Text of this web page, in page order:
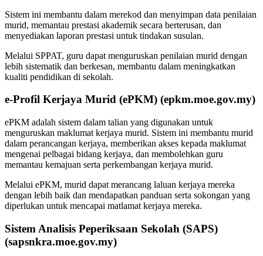
Sistem ini membantu dalam merekod dan menyimpan data penilaian
murid, memantau prestasi akademik secara berterusan, dan
menyediakan laporan prestasi untuk tindakan susulan.
Melalui SPPAT, guru dapat menguruskan penilaian murid dengan
lebih sistematik dan berkesan, membantu dalam meningkatkan
kualiti pendidikan di sekolah.
e-Profil Kerjaya Murid (ePKM) (epkm.moe.gov.my)
ePKM adalah sistem dalam talian yang digunakan untuk
menguruskan maklumat kerjaya murid. Sistem ini membantu murid
dalam perancangan kerjaya, memberikan akses kepada maklumat
mengenai pelbagai bidang kerjaya, dan membolehkan guru
memantau kemajuan serta perkembangan kerjaya murid.
Melalui ePKM, murid dapat merancang laluan kerjaya mereka
dengan lebih baik dan mendapatkan panduan serta sokongan yang
diperlukan untuk mencapai matlamat kerjaya mereka.
Sistem Analisis Peperiksaan Sekolah (SAPS)
(sapsnkra.moe.gov.my)